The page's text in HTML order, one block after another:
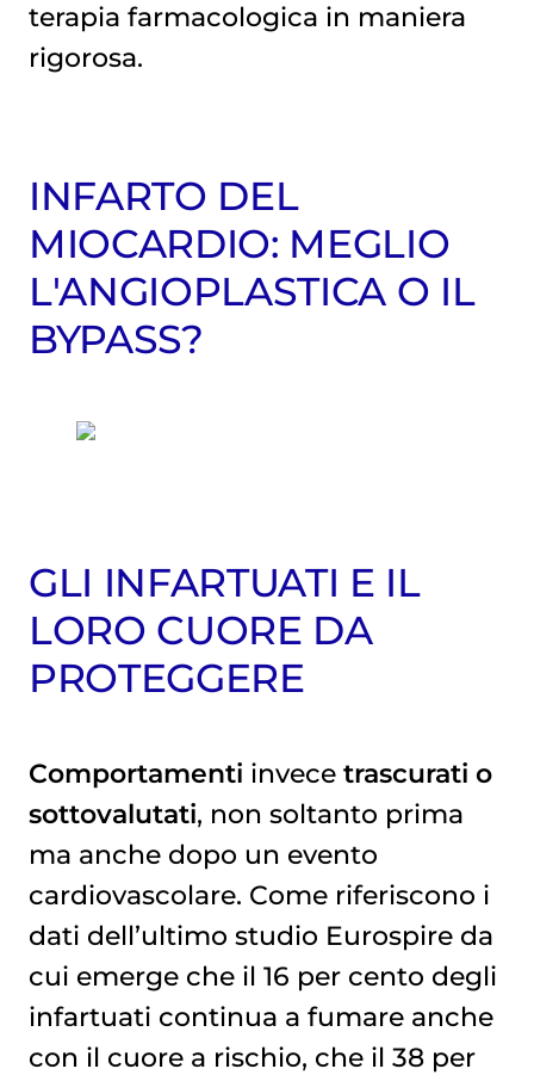
terapia farmacologica in maniera
rigorosa.
INFARTO DEL
MIOCARDIO: MEGLIO
L'ANGIOPLASTICA O IL
BYPASS?
GLI INFARTUATI E IL
LORO CUORE DA
PROTEGGERE
Comportamenti invece trascurati o
sottovalutati, non soltanto prima
ma anche dopo un evento
cardiovascolare. Come riferiscono i
dati dell’ultimo studio Eurospire da
cui emerge che il 16 per cento degli
infartuati continua a fumare anche
con il cuore a rischio, che il 38 per